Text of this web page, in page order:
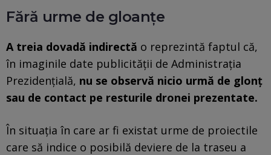
Fără urme de gloanțe
A treia dovadă indirectă o reprezintă faptul că,
în imaginile date publicității de Administrația
Prezidențială, nu se observă nicio urmă de glonț
sau de contact pe resturile dronei prezentate.
În situația în care ar fi existat urme de proiectile
care să indice o posibilă deviere de la traseu a